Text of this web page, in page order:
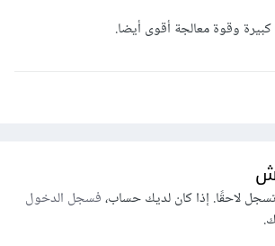
لاحقًا. إذا كان لديك حساب،فسجل الدخول